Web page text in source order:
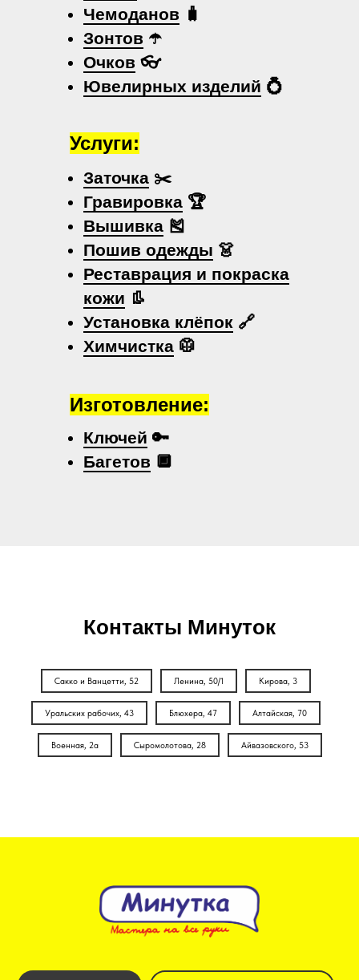
Чемоданов 🧳
Зонтов ☂️
Очков 👓
Ювелирных изделий 💍
Заточка ✂️
Гравировка 🏆
Вышивка 🎽
Пошив одежды 👗
Реставрация и покраска
кожи 👢
Установка клёпок 🔗
Химчистка 🥼
Ключей 🔑
Багетов 🔲
Услуги:
Изготовление:
Контакты Минуток
Сакко и Ванцетти, 52 Ленина, 50/1 Кирова, 3
Уральских рабочих, 43 Блюхера, 47 Алтайская, 70
Военная, 2а Сыромолотова, 28 Айвазовского, 53